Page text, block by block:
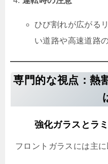
ひび割れが広がる
い道路や高速道路
専門的な視点：熱
強化ガラスとラ
フロントガラスには主